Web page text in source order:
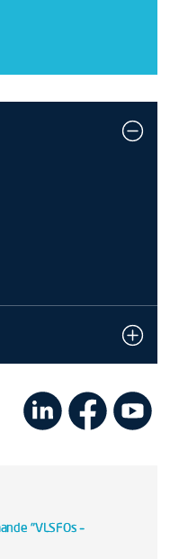
"VLSFOs –